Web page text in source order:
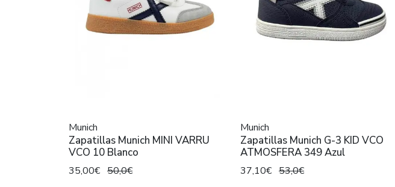
Munich
Zapatillas Munich MINI VARRU
VCO 10 Blanco
35,00€ 50,0€
Munich
Zapatillas Munich G-3 KID VCO
ATMOSFERA 349 Azul
37,10€ 53,0€